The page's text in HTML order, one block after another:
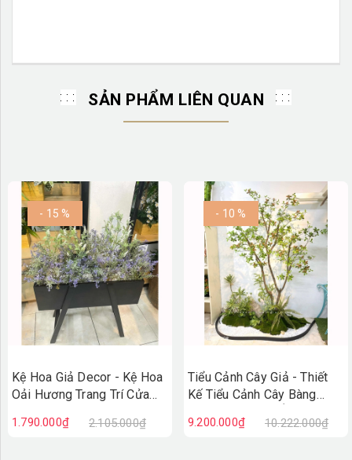
SẢN PHẨM LIÊN QUAN
- 15 %
Kệ Hoa Giả Decor - Kệ Hoa
Oải Hương Trang Trí Cửa
(100X50X110cm)- BC279
1.790.000₫ 2.105.000₫
- 10 %
Tiểu Cảnh Cây Giả - Thiết
Kế Tiểu Cảnh Cây Bàng
(90X200X230cm)- RC148
9.200.000₫ 10.222.000₫